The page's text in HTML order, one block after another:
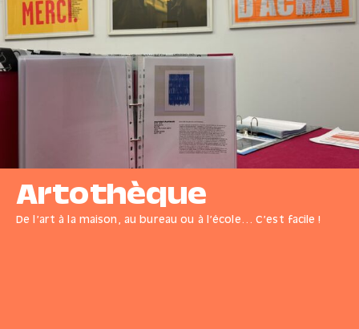
Artothèque
De l’art à la maison, au bureau ou à l’école… C’est facile !